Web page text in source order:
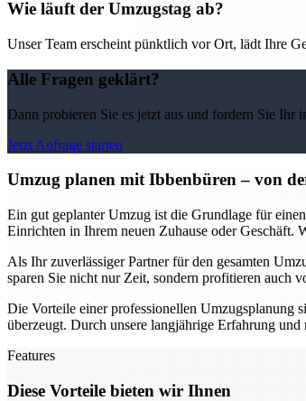
Wie läuft der Umzugstag ab?
Unser Team erscheint pünktlich vor Ort, lädt Ihre
Alle Fragen geklärt?
Dann probieren Sie es jetzt aus und fordern Sie
Jetzt Anfrage starten
Umzug planen mit Ibbenbüren – von
Ein gut geplanter Umzug ist die Grundlage für
Einrichten in Ihrem neuen Zuhause oder Geschäft.
Als Ihr zuverlässiger Partner für den gesamten
sparen Sie nicht nur Zeit, sondern profitieren auch
Die Vorteile einer professionellen Umzugsplanung
überzeugt. Durch unsere langjährige Erfahrung
Features
Diese Vorteile bieten wir Ihnen